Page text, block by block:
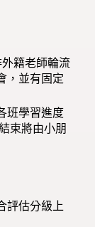
籍老師輪流
，並有固定
班學習進度
束將由小朋
評估分級上